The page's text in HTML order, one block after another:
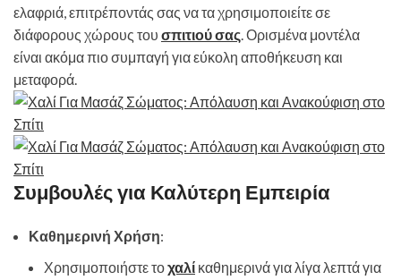
ελαφριά, επιτρέποντάς σας να τα χρησιμοποιείτε σε
διάφορους χώρους του σπιτιού σας. Ορισμένα μοντέλα
είναι ακόμα πιο συμπαγή για εύκολη αποθήκευση και
μεταφορά.
Συμβουλές για Καλύτερη Εμπειρία
Καθημερινή Χρήση:
Χρησιμοποιήστε τοχαλί καθημερινά για λίγα λεπτά για